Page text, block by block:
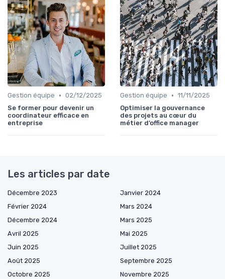
Gestion équipe • 02/12/2025
Se former pour devenir un
coordinateur efficace en
entreprise
Gestion équipe • 11/11/2025
Optimiser la gouvernance
des projets au cœur du
métier d’office manager
Les articles par date
Décembre 2023
Janvier 2024
Février 2024
Mars 2024
Décembre 2024
Mars 2025
Avril 2025
Mai 2025
Juin 2025
Juillet 2025
Août 2025
Septembre 2025
Octobre 2025
Novembre 2025